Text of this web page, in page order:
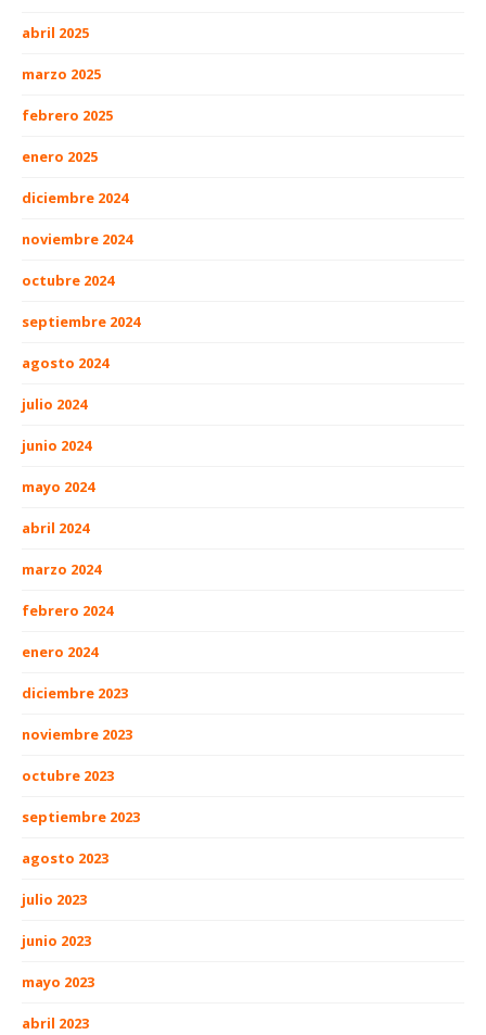
abril 2025
marzo 2025
febrero 2025
enero 2025
diciembre 2024
noviembre 2024
octubre 2024
septiembre 2024
agosto 2024
julio 2024
junio 2024
mayo 2024
abril 2024
marzo 2024
febrero 2024
enero 2024
diciembre 2023
noviembre 2023
octubre 2023
septiembre 2023
agosto 2023
julio 2023
junio 2023
mayo 2023
abril 2023